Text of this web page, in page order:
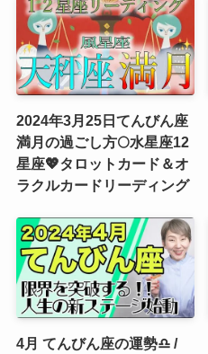
2024年3月25日てんびん座
満月の過ごし方🌕水星座12
星座💖タロットカード＆オ
ラクルカードリーディング
4月 てんびん座の運勢♎️ /